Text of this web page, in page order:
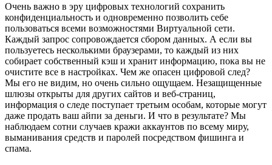
Очень важно в эру цифровых технологий сохранить
конфиденциальность и одновременно позволить себе
пользоваться всеми возможностями Виртуальной сети.
Каждый запрос сопровождается сбором данных. А если вы
пользуетесь несколькими браузерами, то каждый из них
собирает собственный кэш и хранит информацию, пока вы не
очистите все в настройках. Чем же опасен цифровой след?
Мы его не видим, но очень сильно ощущаем. Незащищенные
шлюзы открыты для других сайтов и веб-страниц,
информация о следе поступает третьим особам, которые могут
даже продать ваш айпи за деньги. И что в результате? Мы
наблюдаем сотни случаев кражи аккаунтов по всему миру,
выманивания средств и паролей посредством фишинга и
спама.